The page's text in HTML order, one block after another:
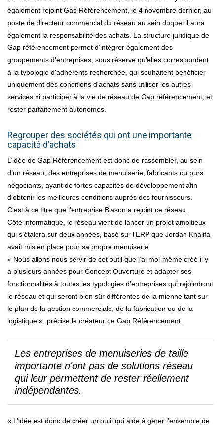
également rejoint Gap Référencement, le 4 novembre dernier, au
poste de directeur commercial du réseau au sein duquel il aura
également la responsabilité des achats. La structure juridique de
Gap référencement permet d'intégrer également des
groupements d'entreprises, sous réserve qu'elles correspondent
à la typologie d'adhérents recherchée, qui souhaitent bénéficier
uniquement des conditions d'achats sans utiliser les autres
services ni participer à la vie de réseau de Gap référencement, et
rester parfaitement autonomes.
Regrouper des sociétés qui ont une importante
capacité d’achats
L’idée de Gap Référencement est donc de rassembler, au sein
d’un réseau, des entreprises de menuiserie, fabricants ou purs
négociants, ayant de fortes capacités de développement afin
d’obtenir les meilleures conditions auprès des fournisseurs.
C'est à ce titre que l'entreprise Biason a rejoint ce réseau.
Côté informatique, le réseau vient de lancer un projet ambitieux
qui s’étalera sur deux années, basé sur l’ERP que Jordan Khalifa
avait mis en place pour sa propre menuiserie.
« Nous allons nous servir de cet outil que j’ai moi-même créé il y
a plusieurs années pour Concept Ouverture et adapter ses
fonctionnalités à toutes les typologies d’entreprises qui rejoindront
le réseau et qui seront bien sûr différentes de la mienne tant sur
le plan de la gestion commerciale, de la fabrication ou de la
logistique », précise le créateur de Gap Référencement.
Les entreprises de menuiseries de taille
importante n'ont pas de solutions réseau
qui leur permettent de rester réellement
indépendantes.
« L’idée est donc de créer un outil qui aide à gèrer l'ensemble de